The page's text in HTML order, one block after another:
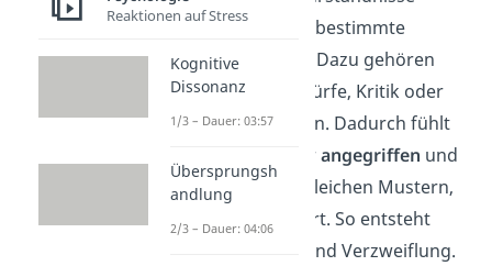
entstehen oft durch bestimmte
sprachliche Muster
. Dazu gehören
beispielsweise Vorwürfe, Kritik oder
Verallgemeinerungen. Dadurch fühlt
sich dein Gegenüberangegriffen und
wehrt sich mit den gleichen Mustern,
bis der Streit eskaliert. So entsteht
schnell Frustration und Verzweiflung.
Reaktionen auf Stress
Kognitive
Dissonanz
1/3 – Dauer: 03:57
Übersprungsh
andlung
2/3 – Dauer: 04:06